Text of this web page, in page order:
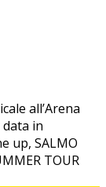
all’Arena
in
up, SALMO
TOUR